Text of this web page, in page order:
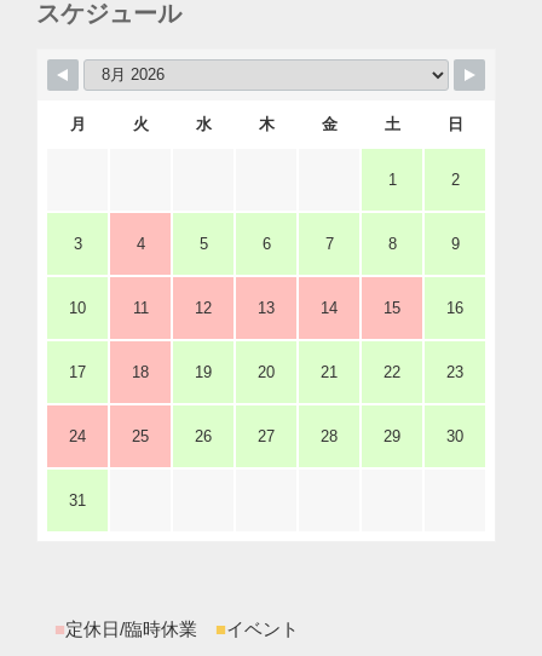
スケジュール
月 火 水 木 金 土 日
1 2
3 4 5 6 7 8 9
10 11 12 13 14 15 16
17 18 19 20 21 22 23
24 25 26 27 28 29 30
31
■定休日/臨時休業 ■イベント